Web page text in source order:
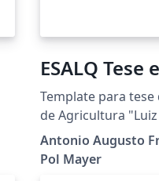
ESALQ
Template para tese
de Agricultura
(Universidade de
permite que a tese
cada um com sua
Antonio Augusto
Pol Mayer